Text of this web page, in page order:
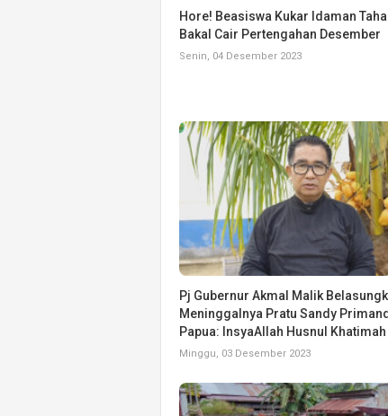
Hore! Beasiswa Kukar Idaman
Bakal Cair Pertengahan Desember
Senin, 04 Desember 2023
Pj Gubernur Akmal Malik
Meninggalnya Pratu Sandy
Papua: InsyaAllah Husnul Khatimah
Minggu, 03 Desember 2023